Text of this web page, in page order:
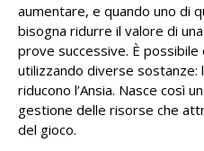
aumentare, e quando uno di
bisogna ridurre il valore di
prove successive. È
utilizzando diverse
riducono l’Ansia. Nasce così
gestione delle risorse che
del gioco.